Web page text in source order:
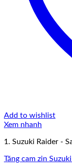
Add to wishlist
Xem nhanh
1. Suzuki Raider -
Tăng cam zin